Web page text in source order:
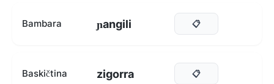
Bambara ɲangili 📋
Baskičtina zigorra 📋